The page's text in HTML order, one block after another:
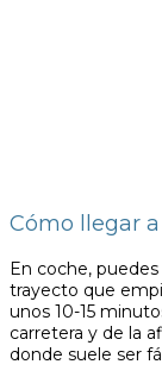
Cómo llegar
En coche,
trayecto que
unos 10-15
carretera y de la
donde suele ser